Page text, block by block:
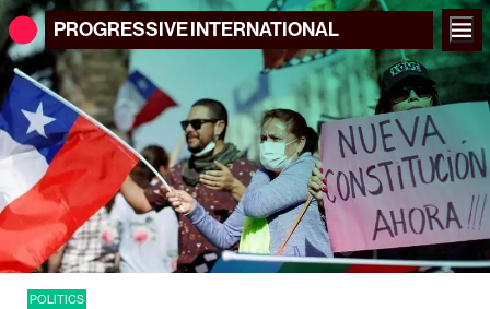
PROGRESSIVEINTERNATIONAL
POLITICS